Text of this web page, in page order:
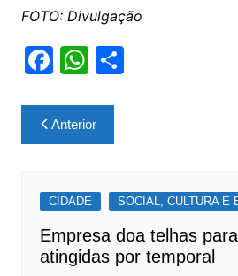
FOTO: Divulgação
F
c
e
o
o
k
W
at
s
p
p
S
Navegação
de
Anterior
CIDADE SOCIAL, CULTURA E
Empresa doa telhas
atingidas por temporal